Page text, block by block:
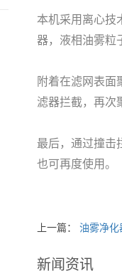
本机采用离心技
器，液相油雾粒
附着在滤网表面
滤器拦截，再次
最后，通过撞击
也可再度使用。
上一篇： 油雾净
新闻资讯